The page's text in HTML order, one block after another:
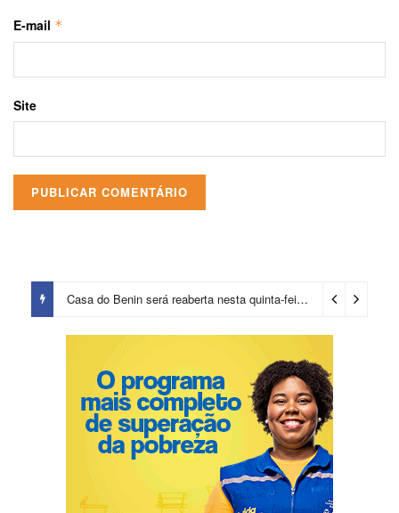
E-mail *
Site
Casa do Benin será reaberta nesta quinta-feira (6) 15 horas ago